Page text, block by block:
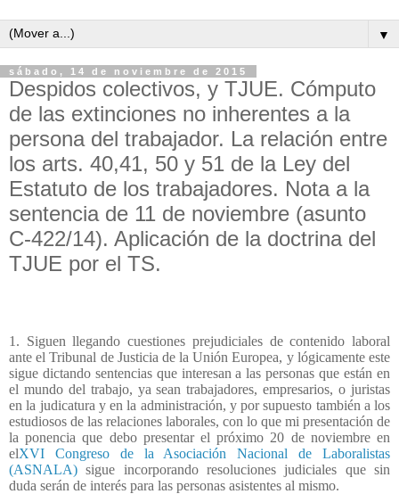
▼
sábado, 14 de noviembre de 2015
Despidos colectivos, y TJUE. Cómputo
de las extinciones no inherentes a la
persona del trabajador. La relación entre
los arts. 40,41, 50 y 51 de la Ley del
Estatuto de los trabajadores. Nota a la
sentencia de 11 de noviembre (asunto
C-422/14). Aplicación de la doctrina del
TJUE por el TS.
1. Siguen llegando cuestiones prejudiciales de contenido laboral
ante el Tribunal de Justicia de la Unión Europea, y lógicamente este
sigue dictando sentencias que interesan a las personas que están en
el mundo del trabajo, ya sean trabajadores, empresarios, o juristas
en la judicatura y en la administración, y por supuesto también a los
estudiosos de las relaciones laborales, con lo que mi presentación de
la ponencia que debo presentar el próximo 20 de noviembre en
elXVI Congreso de la Asociación Nacional de Laboralistas
(ASNALA) sigue incorporando resoluciones judiciales que sin
duda serán de interés para las personas asistentes al mismo.